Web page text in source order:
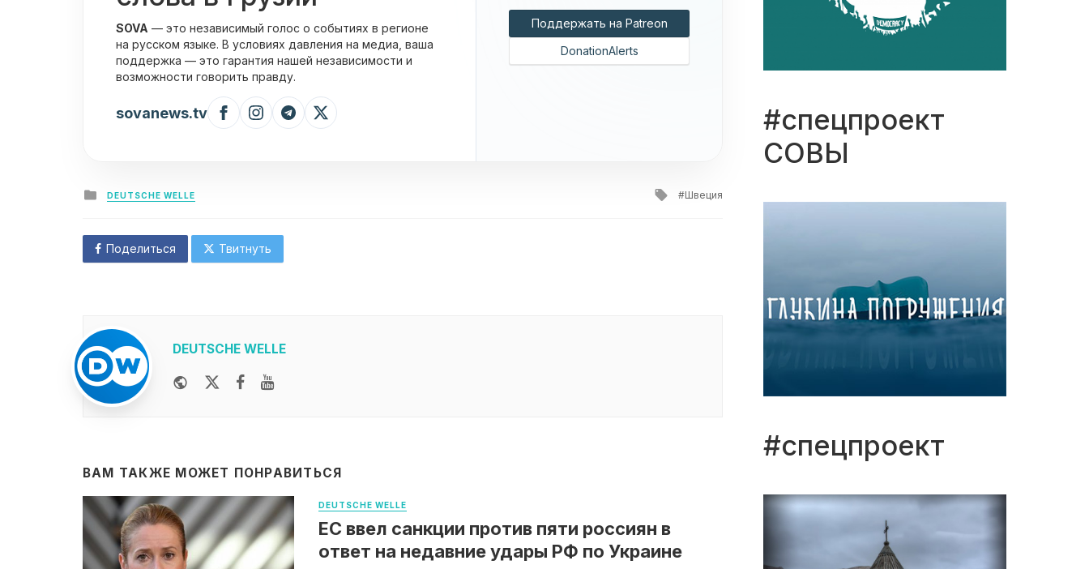
SOVA — это независимый голос о событиях в регионе
на русском языке. В условиях давления на медиа, ваша
поддержка — это гарантия нашей независимости и
возможности говорить правду.
sovanews.tv
Поддержать на Patreon
DonationAlerts
Posted
in
DEUTSCHE WELLE
Tagged
Швеция
Поделиться Твитнуть
DEUTSCHE WELLE
WebsiteTwitterFacebook
ВАМ ТАКЖЕ МОЖЕТ ПОНРАВИТЬСЯ
DEUTSCHE WELLE
ЕС ввел санкции против пяти россиян в
ответ на недавние удары РФ по Украине
#спецпроект
СОВЫ
#спецпроект